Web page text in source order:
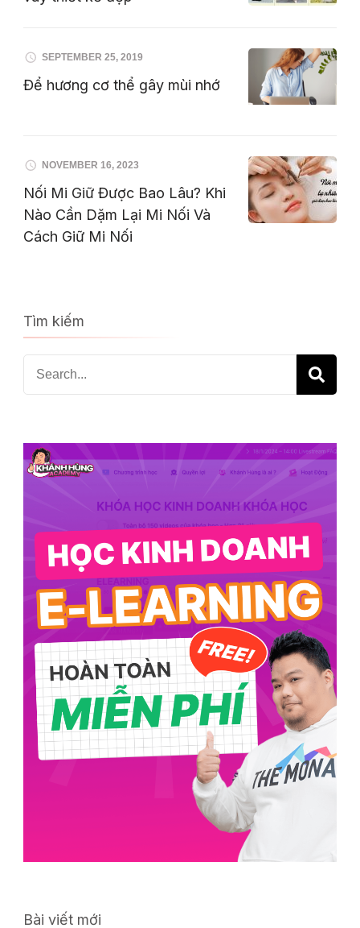
SEPTEMBER 25, 2019
Để hương cơ thể gây mùi nhớ
NOVEMBER 16, 2023
Nối Mi Giữ Được Bao Lâu? Khi
Nào Cần Dặm Lại Mi Nối Và
Cách Giữ Mi Nối
Tìm kiếm
Search
for:
Bài viết mới